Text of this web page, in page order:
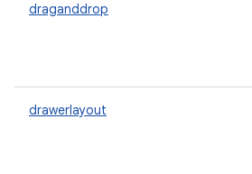
draganddrop
drawerlayout